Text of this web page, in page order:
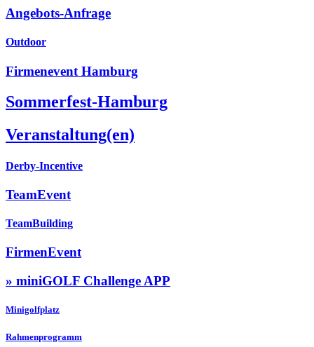
Angebots-Anfrage
Outdoor
Firmenevent Hamburg
Sommerfest-Hamburg
Veranstaltung(en)
Derby-Incentive
TeamEvent
TeamBuilding
FirmenEvent
» miniGOLF Challenge APP
Minigolfplatz
Rahmenprogramm